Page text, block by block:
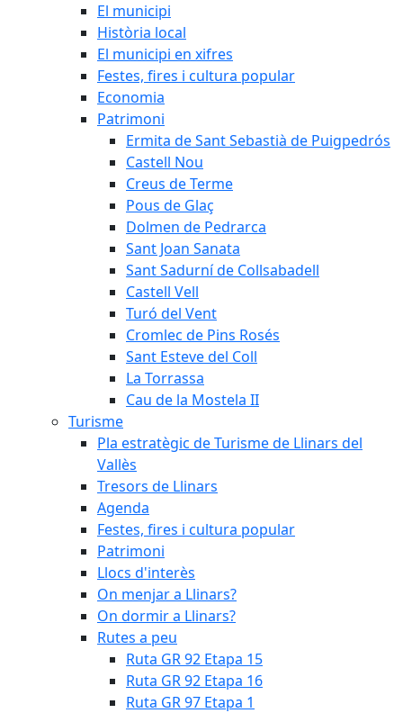
El municipi
Història local
El municipi en xifres
Festes, fires i cultura popular
Economia
Patrimoni
Ermita de Sant Sebastià de Puigpedrós
Castell Nou
Creus de Terme
Pous de Glaç
Dolmen de Pedrarca
Sant Joan Sanata
Sant Sadurní de Collsabadell
Castell Vell
Turó del Vent
Cromlec de Pins Rosés
Sant Esteve del Coll
La Torrassa
Cau de la Mostela II
Turisme
Pla estratègic de Turisme de Llinars del
Vallès
Tresors de Llinars
Agenda
Festes, fires i cultura popular
Patrimoni
Llocs d'interès
On menjar a Llinars?
On dormir a Llinars?
Rutes a peu
Ruta GR 92 Etapa 15
Ruta GR 92 Etapa 16
Ruta GR 97 Etapa 1